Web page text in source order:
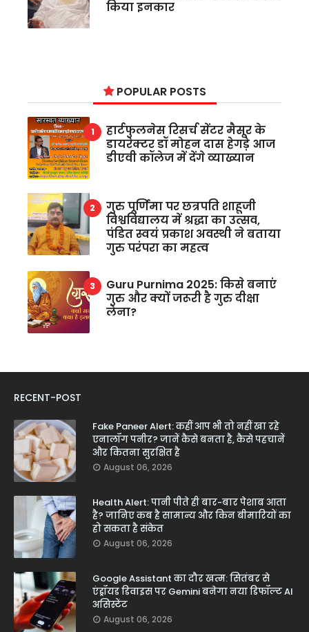
किया इनकार
POPULAR POSTS
हार्टफुलनेस रिसर्च सेंटर मैसूर के
डायरेक्टर डॉ मोहन दास हेगड़े आज
डीएवी कॉलेज में देंगे व्याख्यान
गुरु पूर्णिमा पर छत्रपति शाहूजी
विश्वविद्यालय में श्रद्धा का उत्सव,
पंडित स्वयं प्रकाश अवस्थी ने बताया
गुरु परंपरा का महत्व
Guru Purnima 2025: किसे बनाएं
गुरु और क्यों जरूरी है गुरु दीक्षा
लेना?
RECENT-POST
Fake Paneer Alert: कहीं आप भी तो नहीं खा रहे
एनालॉग पनीर? जानें कैसे बनता है, कैसे पहचानें
और कितना सुरक्षित है
August 06, 2026
Health Alert: पानी पीते ही बार-बार पेशाब आता
है? जानिए कब है सामान्य और किन बीमारियों का
हो सकता है संकेत
August 06, 2026
Google Assistant का दौर खत्म: सितंबर से
एंड्रॉयड डिवाइस पर Gemini बनेगा नया डिफॉल्ट AI
असिस्टेंट
August 06, 2026